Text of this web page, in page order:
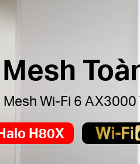
Wi‑Fi 6 AX3000
H80X